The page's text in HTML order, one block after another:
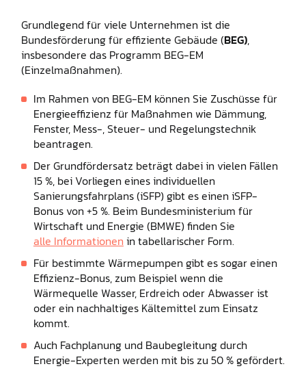
Grundlegend für viele Unternehmen ist die
Bundesförderung für effiziente Gebäude (BEG),
insbesondere das Programm BEG-EM
(Einzelmaßnahmen).
Im Rahmen von BEG-EM können Sie Zuschüsse für
Energieeffizienz für Maßnahmen wie Dämmung,
Fenster, Mess-, Steuer- und Regelungstechnik
beantragen.
Der Grundfördersatz beträgt dabei in vielen Fällen
15 %, bei Vorliegen eines individuellen
Sanierungsfahrplans (iSFP) gibt es einen iSFP-
Bonus von +5 %. Beim Bundesministerium für
Wirtschaft und Energie (BMWE) finden Sie
alle Informationen in tabellarischer Form.
Für bestimmte Wärmepumpen gibt es sogar einen
Effizienz-Bonus, zum Beispiel wenn die
Wärmequelle Wasser, Erdreich oder Abwasser ist
oder ein nachhaltiges Kältemittel zum Einsatz
kommt.
Auch Fachplanung und Baubegleitung durch
Energie-Experten werden mit bis zu 50 % gefördert.